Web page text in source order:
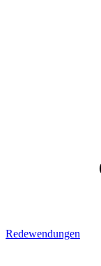
Redewendungen